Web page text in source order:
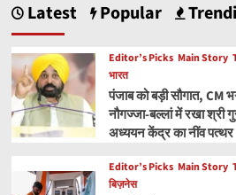
Latest Popular
Editor’s Picks Main Story
भारत
पंजाब को बड़ी सौगात, CM
नौगज्जा-बल्लां में रखा श्री
अध्ययन केंद्र का नींव पत्थर
Editor’s Picks Main Story
बिज़नेस